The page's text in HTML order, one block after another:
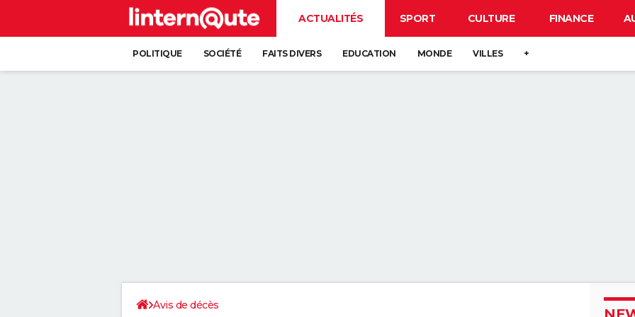
ACTUALITÉS SPORT CULTURE FINANCE
POLITIQUE SOCIÉTÉ FAITS DIVERS EDUCATION MONDE VILLES +
Avis de décès